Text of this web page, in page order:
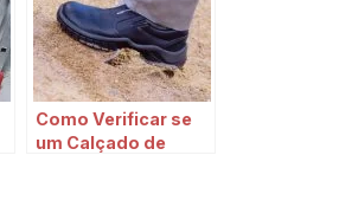
Como Verificar se
um Calçado de